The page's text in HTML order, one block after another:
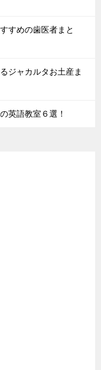
すめの歯医者まと
ジャカルタお土産ま
英語教室６選！